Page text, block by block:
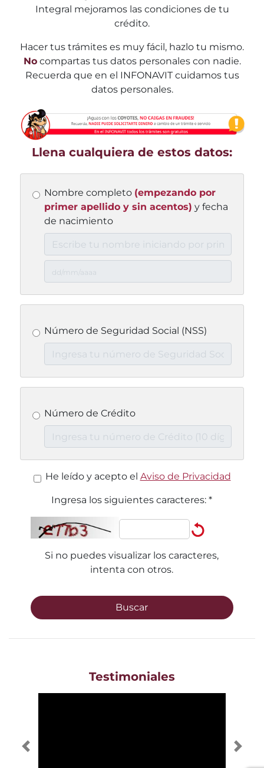
Integral mejoramos las condiciones de tu
crédito.
Hacer tus trámites es muy fácil, hazlo tu mismo.
Nocompartas tus datos personales con nadie.
Recuerda que en el INFONAVIT cuidamos tus
datos personales.
Llena cualquiera de estos datos:
Nombre completo (empezando por
primer apellido y sin acentos) y fecha
de nacimiento
Número de Seguridad Social (NSS)
Número de Crédito
He leído y acepto el Aviso de Privacidad
Ingresa los siguientes caracteres:*
Si no puedes visualizar los caracteres,
intenta con otros.
Buscar
Testimoniales